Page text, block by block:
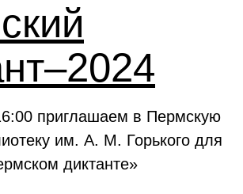
приглашаем в Пермскую
им. А. М. Горького для
диктанте»